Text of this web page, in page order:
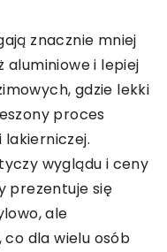
znacznie mniej
aluminiowe i lepiej
gdzie lekki
proces
lakierniczej.
wyglądu i ceny
prezentuje się
ale
co dla wielu osób